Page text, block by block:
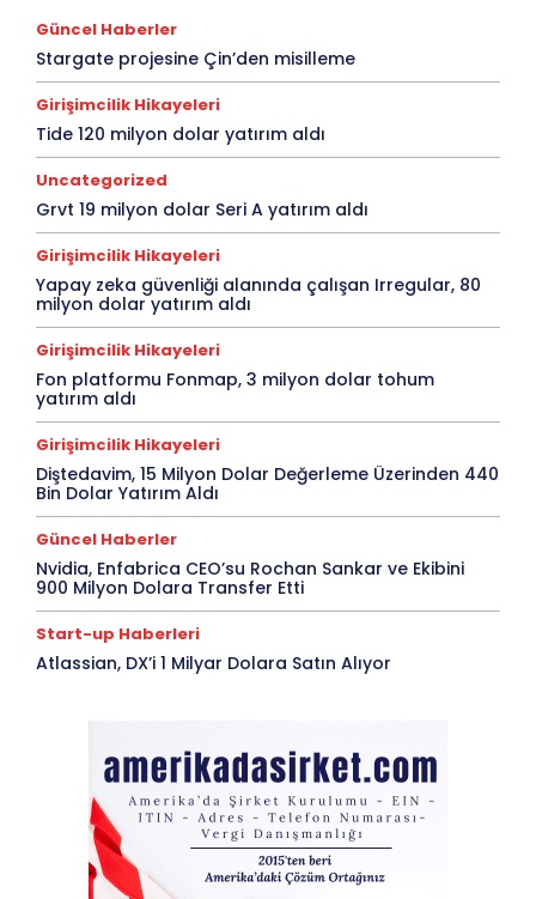
Güncel Haberler
Stargate projesine Çin’den misilleme
Girişimcilik Hikayeleri
Tide 120 milyon dolar yatırım aldı
Uncategorized
Grvt 19 milyon dolar Seri A yatırım aldı
Girişimcilik Hikayeleri
Yapay zeka güvenliği alanında çalışan Irregular, 80
milyon dolar yatırım aldı
Girişimcilik Hikayeleri
Fon platformu Fonmap, 3 milyon dolar tohum
yatırım aldı
Girişimcilik Hikayeleri
Diştedavim, 15 Milyon Dolar Değerleme Üzerinden 440
Bin Dolar Yatırım Aldı
Güncel Haberler
Nvidia, Enfabrica CEO’su Rochan Sankar ve Ekibini
900 Milyon Dolara Transfer Etti
Start-up Haberleri
Atlassian, DX’i 1 Milyar Dolara Satın Alıyor